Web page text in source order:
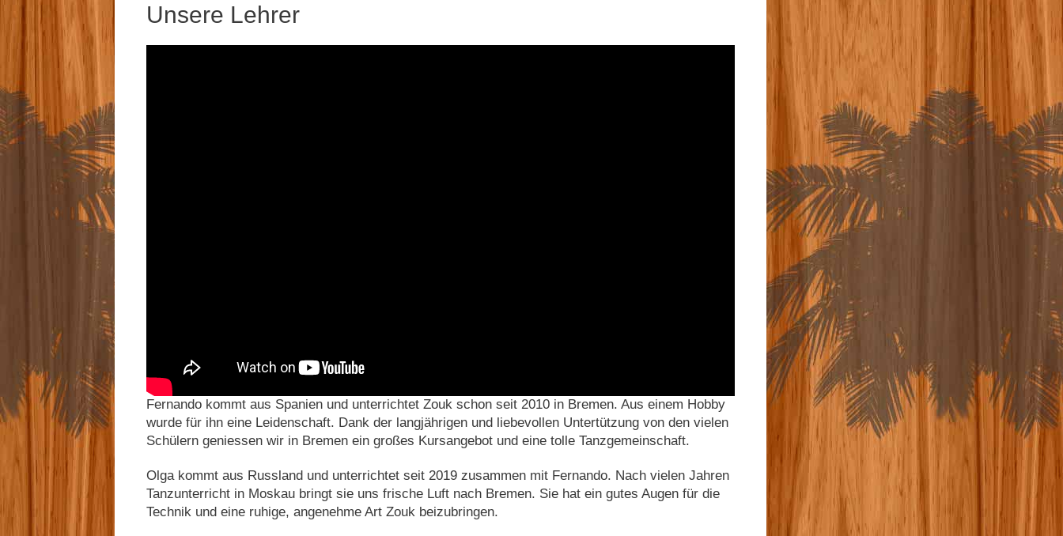
Unsere Lehrer
Fernando kommt aus Spanien und unterrichtet Zouk schon seit 2010 in Bremen. Aus einem Hobby
wurde für ihn eine Leidenschaft. Dank der langjährigen und liebevollen Untertützung von den vielen
Schülern geniessen wir in Bremen ein großes Kursangebot und eine tolle Tanzgemeinschaft.
Olga kommt aus Russland und unterrichtet seit 2019 zusammen mit Fernando. Nach vielen Jahren
Tanzunterricht in Moskau bringt sie uns frische Luft nach Bremen. Sie hat ein gutes Augen für die
Technik und eine ruhige, angenehme Art Zouk beizubringen.